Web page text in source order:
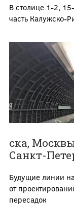
В столице 1-2,
часть Калужско-
ска,
Санкт-
Будущие линии
от
пересадок